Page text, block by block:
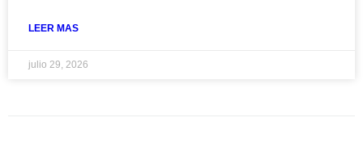
LEER MAS
julio 29, 2026